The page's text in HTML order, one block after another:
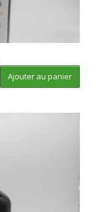
Ajouter au panier